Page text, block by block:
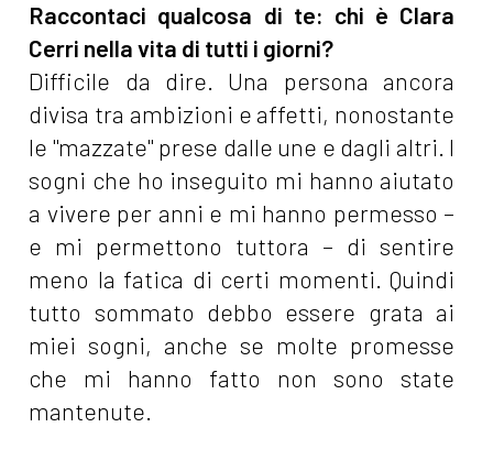
Raccontaci qualcosa di te: chi è Clara
Cerri nella vita di tutti i giorni?
Difficile da dire. Una persona ancora
divisa tra ambizioni e affetti, nonostante
le "mazzate" prese dalle une e dagli altri. I
sogni che ho inseguito mi hanno aiutato
a vivere per anni e mi hanno permesso –
e mi permettono tuttora – di sentire
meno la fatica di certi momenti. Quindi
tutto sommato debbo essere grata ai
miei sogni, anche se molte promesse
che mi hanno fatto non sono state
mantenute.